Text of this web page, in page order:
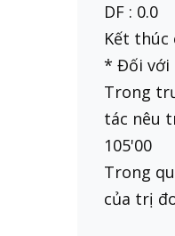
DF : 0.0
Kết thúc
* Đối với
Trong
tác nêu
105'00
Trong
của trị